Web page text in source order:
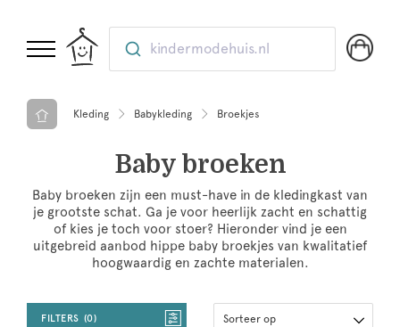
kindermodehuis.nl
Kleding Babykleding Broekjes
Baby broeken
Baby broeken zijn een must-have in de kledingkast van
je grootste schat. Ga je voor heerlijk zacht en schattig
of kies je toch voor stoer? Hieronder vind je een
uitgebreid aanbod hippe baby broekjes van kwalitatief
hoogwaardig en zachte materialen.
FILTERS 0 Sorteer op